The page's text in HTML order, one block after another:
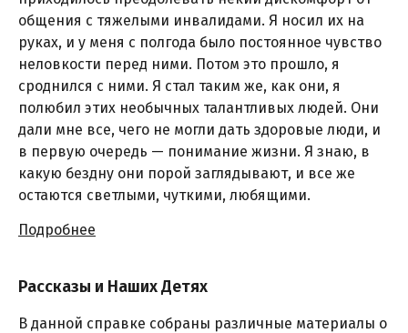
общения с тяжелыми инвалидами. Я носил их на
руках, и у меня с полгода было постоянное чувство
неловкости перед ними. Потом это прошло, я
сроднился с ними. Я стал таким же, как они, я
полюбил этих необычных талантливых людей. Они
дали мне все, чего не могли дать здоровые люди, и
в первую очередь — понимание жизни. Я знаю, в
какую бездну они порой заглядывают, и все же
остаются светлыми, чуткими, любящими.
Подробнее
Рассказы и Наших Детях
В данной справке собраны различные материалы о